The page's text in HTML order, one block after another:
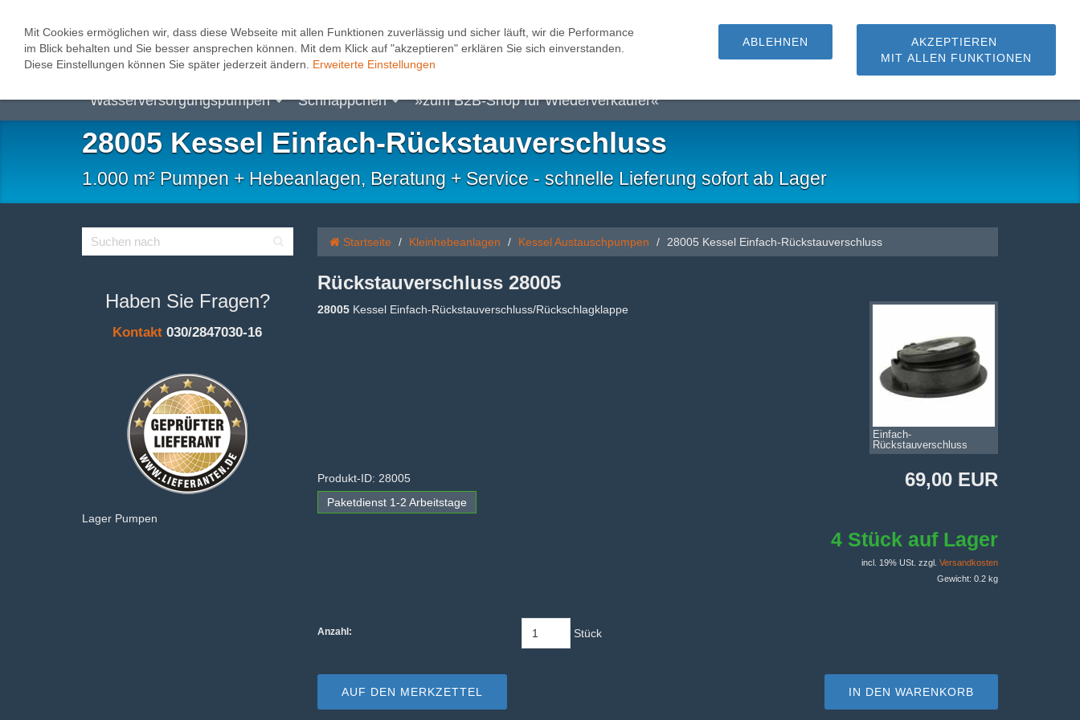
Abwasserhebeanlagen Heizungspumpen Kleinhebeanlagen Schmutzwasserpumpen
Wasserversorgungspumpen Schnäppchen »zum B2B-Shop für Wiederverkäufer«
28005 Kessel Einfach-Rückstauverschluss
1.000 m² Pumpen + Hebeanlagen, Beratung + Service - schnelle Lieferung sofort ab Lager
Haben Sie Fragen?
Kontakt 030/2847030-16
Lager Pumpen
Startseite Kleinhebeanlagen Kessel Austauschpumpen 28005 Kessel Einfach-Rückstauverschluss
Rückstauverschluss 28005
Einfach-
Rückstauverschluss
28005Kessel Einfach-Rückstauverschluss/Rückschlagklappe
Produkt-ID: 28005
Paketdienst 1-2 Arbeitstage
69,00 EUR
4 Stück auf Lager
incl. 19% USt. zzgl. Versandkosten
Gewicht: 0.2 kg
Anzahl: Stück
IN DEN WARENKORB
AUF DEN MERKZETTEL
Mit Cookies ermöglichen wir, dass diese Webseite mit allen Funktionen zuverlässig und sicher läuft, wir die Performance
im Blick behalten und Sie besser ansprechen können. Mit dem Klick auf "akzeptieren" erklären Sie sich einverstanden.
Diese Einstellungen können Sie später jederzeit ändern. Erweiterte Einstellungen
AKZEPTIEREN
MIT ALLEN FUNKTIONEN
ABLEHNEN